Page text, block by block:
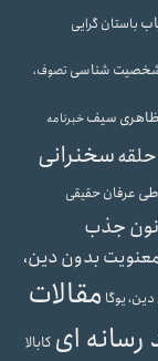
باستان گرایی
شخصیت شناسی تصوف،
سیفخبرنامه
سخنرانی
عرفان حقیقی
جذب
معنویت بدون دین،
یوگا مقالات
رسانه ای کابالا